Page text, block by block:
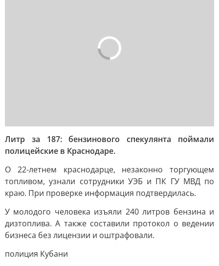
Литр за 187: бензинового спекулянта поймали
полицейские в Краснодаре.
О 22-летнем краснодарце, незаконно торгующем
топливом, узнали сотрудники УЭБ и ПК ГУ МВД по
краю. При проверке информация подтвердилась.
У молодого человека изъяли 240 литров бензина и
дизтоплива. А также составили протокол о ведении
бизнеса без лицензии и оштрафовали.
полиция Кубани